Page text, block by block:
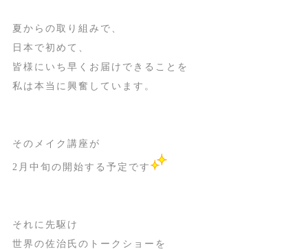
夏からの取り組みで、
日本で初めて、
皆様にいち早くお届けできることを
私は本当に興奮しています。
そのメイク講座が
2月中旬の開始する予定です
それに先駆け
世界の佐治氏のトークショーを